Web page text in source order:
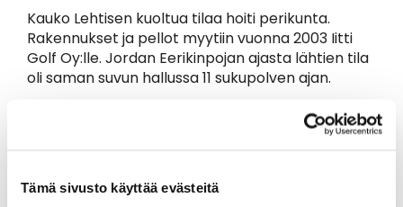
Tämä sivusto käyttää evästeitä
Kauko Lehtisen kuoltua tilaa hoiti perikunta.
Rakennukset ja pellot myytiin vuonna 2003 Iitti
Golf Oy:lle. Jordan Eerikinpojan ajasta lähtien tila
oli saman suvun hallussa 11 sukupolven ajan.
museoviraston valvonnan kohteina. Museovirasto